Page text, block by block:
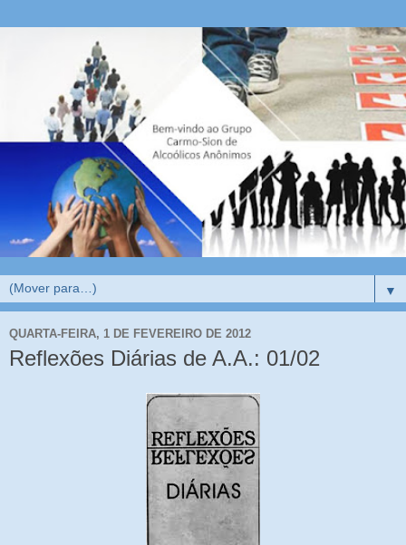
▼
QUARTA-FEIRA, 1 DE FEVEREIRO DE 2012
Reflexões Diárias de A.A.: 01/02